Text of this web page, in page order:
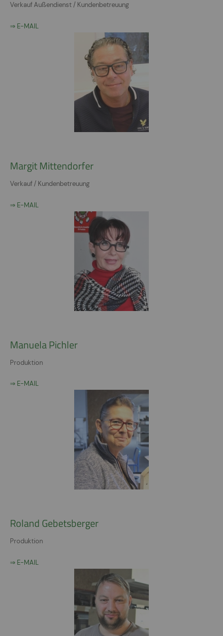
Verkauf Außendienst / Kundenbetreuung
⇒ E-MAIL
Margit Mittendorfer
Verkauf / Kundenbetreuung
⇒ E-MAIL
Manuela Pichler
Produktion
⇒ E-MAIL
Roland Gebetsberger
Produktion
⇒ E-MAIL